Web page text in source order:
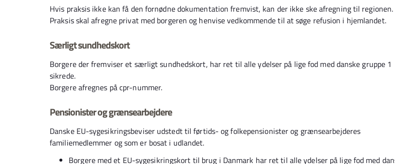
Hvis praksis ikke kan få den fornødne dokumentation fremvist, kan der ikke ske afregning til regionen.
Praksis skal afregne privat med borgeren og henvise vedkommende til at søge refusion i hjemlandet.
Særligt sundhedskort
Borgere der fremviser et særligt sundhedskort, har ret til alle ydelser på lige fod med danske gruppe 1
sikrede.
Borgere afregnes på cpr-nummer.
Pensionister og grænsearbejdere
Danske EU-sygesikringsbeviser udstedt til førtids- og folkepensionister og grænsearbejderes
familiemedlemmer og som er bosat i udlandet.
Borgere med et EU-sygesikringskort til brug i Danmark har ret til alle ydelser på lige fod med